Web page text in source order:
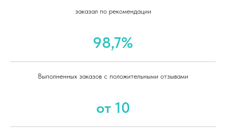
заказал по рекомендации
98,7%
Выполненных заказов с положительными отзывами
от 10